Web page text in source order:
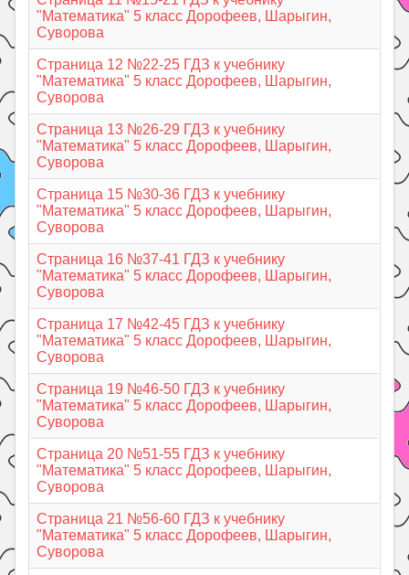
"Математика" 5 класс Дорофеев, Шарыгин,
Суворова
Страница 12 №22-25 ГДЗ к учебнику
"Математика" 5 класс Дорофеев, Шарыгин,
Суворова
Страница 13 №26-29 ГДЗ к учебнику
"Математика" 5 класс Дорофеев, Шарыгин,
Суворова
Страница 15 №30-36 ГДЗ к учебнику
"Математика" 5 класс Дорофеев, Шарыгин,
Суворова
Страница 16 №37-41 ГДЗ к учебнику
"Математика" 5 класс Дорофеев, Шарыгин,
Суворова
Страница 17 №42-45 ГДЗ к учебнику
"Математика" 5 класс Дорофеев, Шарыгин,
Суворова
Страница 19 №46-50 ГДЗ к учебнику
"Математика" 5 класс Дорофеев, Шарыгин,
Суворова
Страница 20 №51-55 ГДЗ к учебнику
"Математика" 5 класс Дорофеев, Шарыгин,
Суворова
Страница 21 №56-60 ГДЗ к учебнику
"Математика" 5 класс Дорофеев, Шарыгин,
Суворова